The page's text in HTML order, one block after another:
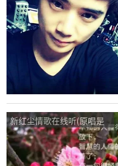
唱点播:10次
新红尘情歌在线听(原唱是
寒月/子夕)，云中之鸽演唱
点播:749次